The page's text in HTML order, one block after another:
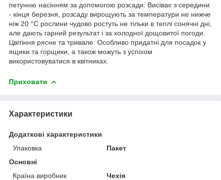
петунню насінням за допомогою розсади. Висіває з середини
- кінця березня, розсаду вирощують за температури не нижче
ніж 20 °C рослини чудово ростуть не тільки в теплі сонячні дні,
але дають гарний результат і за холодної дощовитої погоди.
Цвітіння рясне та тривале. Особливо придатні для посадок у
ящики та горщики, а також можуть з успіхом
використовуватися в квітниках.
Приховати
Характеристики
Додаткові характеристики
Упаковка
Пакет
Основні
Країна виробник
Чехія